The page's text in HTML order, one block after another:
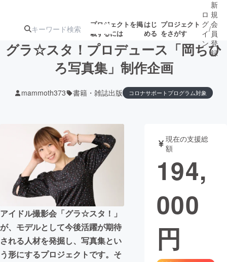
プロジェクトを掲
載するには
はじ
める
プロジェクト
をさがす
ジェクト
ターン
ジェクト
募集終了が近いプ
ロジェクト
もうすぐ公開
されます
アート・写真 音楽
テクノロジー・ガジェット ゲーム・サ
映像・映画
ビジネス・起業
まちづくり・地域活性化
ロ
グ
イ
ン
/
新
規
会
員
登
録
グラ☆スタ！プロデュース「岡ちひ
ろ写真集」制作企画
mammoth373 書籍・雑誌出版 コロナサポートプログラム対象
アイドル撮影会「グラ☆スタ！」
が、モデルとして今後活躍が期待
される人材を発掘し、写真集とい
う形にするプロジェクトです。そ
現在の支援総
額
194,
000
円